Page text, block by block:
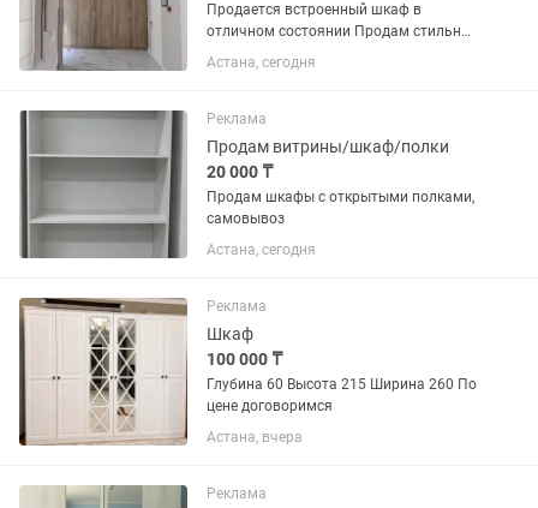
Продается встроенный шкаф в
отличном состоянии Продам стильный
и вместительный встроенный шкаф с
современными фасадами под
вместимость - Качественные
материалы и...
Астана, сегодня
Реклама
Продам витрины/шкаф/полки
20 000 ₸
Продам шкафы с открытыми полками,
самовывоз
Астана, сегодня
Реклама
Шкаф
100 000 ₸
Глубина 60 Высота 215 Ширина 260 По
цене договоримся
Астана, вчера
Реклама